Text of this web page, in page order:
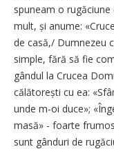
spuneam o
mult, și anume:
de casă,/ Dumnezeu
simple, fără să fie
gândul la Crucea
călătorești cu ea:
unde m-oi duce»;
masă» - foarte
sunt gânduri de